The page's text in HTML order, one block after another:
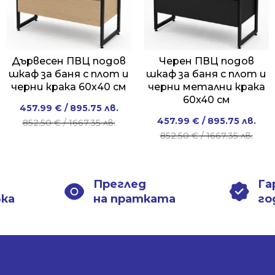
Дървесен ПВЦ подов
шкаф за баня с плот и
черни крака 60х40 см
852.50€/ 1667.35 лв.
Original
price
1667.35 лв..
457.99 € / 895.75 лв.
Current
price
895.75 лв..
Черен ПВЦ подов
шкаф за баня с плот и
черни метални крака
60x40 см
852.50€/ 1667.35 лв.
Original
price
1667.35 лв..
457.99 € / 895.75 лв.
Current
price
895.75 лв..
Преглед
на пратката